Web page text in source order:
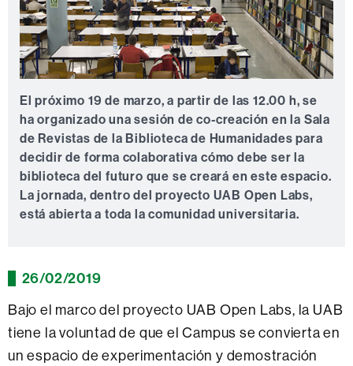
El próximo 19 de marzo, a partir de las 12.00 h, se
ha organizado una sesión de co-creación en la Sala
de Revistas de la Biblioteca de Humanidades para
decidir de forma colaborativa cómo debe ser la
biblioteca del futuro que se creará en este espacio.
La jornada, dentro del proyecto UAB Open Labs,
está abierta a toda la comunidad universitaria.
26/02/2019
Bajo el marco del proyecto UAB Open Labs, la UAB
tiene la voluntad de que el Campus se convierta en
un espacio de experimentación y demostración